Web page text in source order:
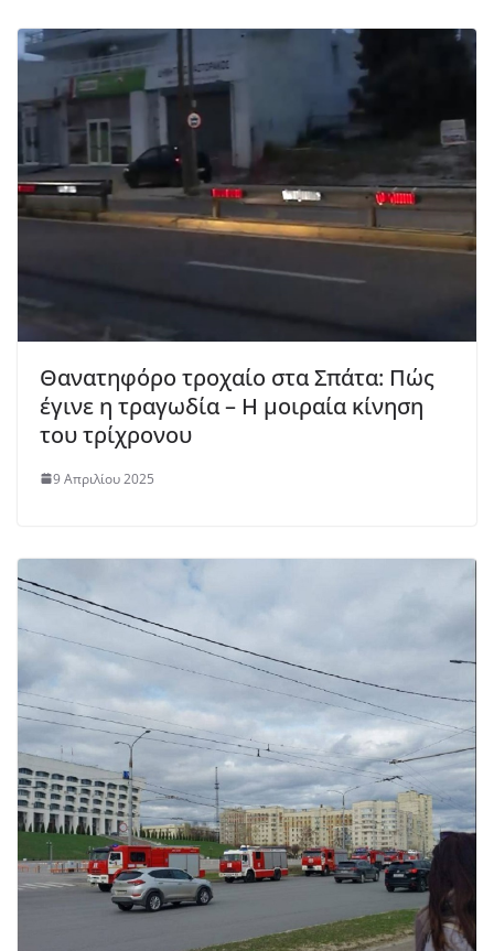
Θανατηφόρο τροχαίο στα Σπάτα: Πώς
έγινε η τραγωδία – Η μοιραία κίνηση
του τρίχρονου
9 Απριλίου 2025